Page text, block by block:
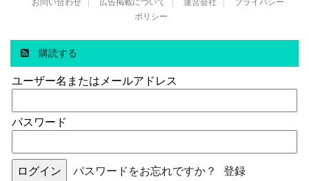
ポリシー
購読する
ユーザー名またはメールアドレス
パスワード
パスワードをお忘れですか？ 登録